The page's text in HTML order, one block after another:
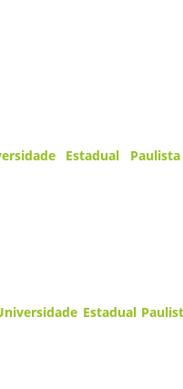
Estadual
Estadual